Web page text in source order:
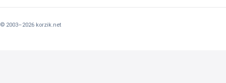
© 2003–2026 korzik.net